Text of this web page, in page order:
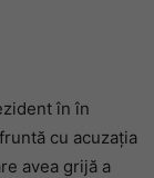
în în
cu acuzația
avea grijă a